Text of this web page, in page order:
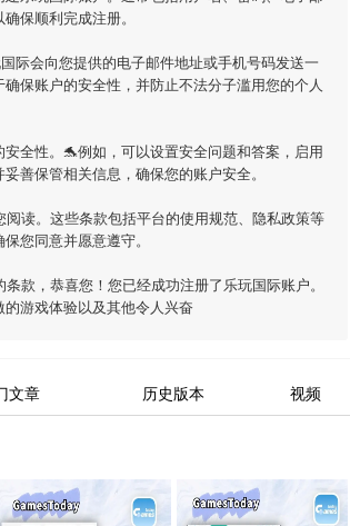
保顺利完成注册。
际会向您提供的电子邮件地址或手机号码发送一
保账户的安全性，并防止不法分子滥用您的个人
全性。🐬例如，可以设置安全问题和答案，启用
善保管相关信息，确保您的账户安全。
读。这些条款包括平台的使用规范、隐私政策等
您同意并愿意遵守。
条款，恭喜您！您已经成功注册了乐玩国际账户。
游戏体验以及其他令人兴奋
文章 历史版本 视频